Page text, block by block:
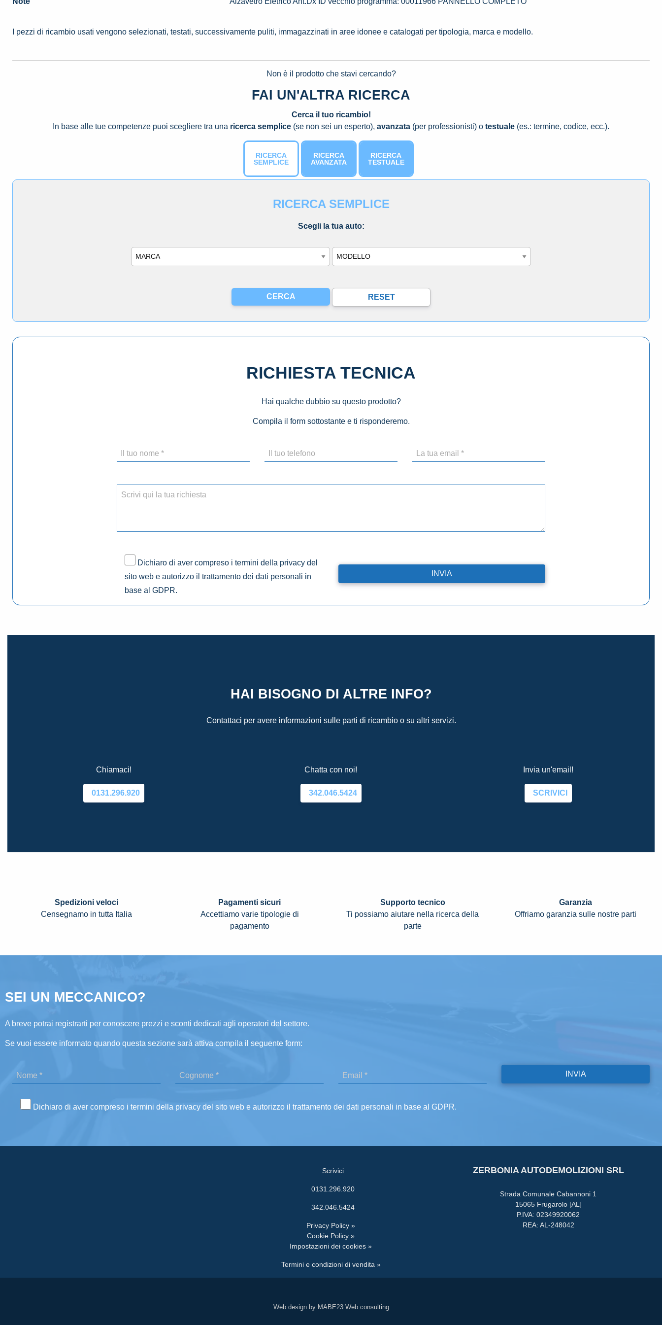
I pezzi di ricambio usati vengono selezionati, testati, successivamente puliti, immagazzinati in aree idonee e catalogati per tipologia, marca e modello.
Non è il prodotto che stavi cercando?
FAI UN'ALTRA RICERCA
Cerca il tuo ricambio!
In base alle tue competenze puoi scegliere tra una ricerca semplice (se non sei un esperto), avanzata (per professionisti) o testuale (es.: termine, codice, ecc.).
RICERCA
SEMPLICE
RICERCA
AVANZATA
RICERCA
TESTUALE
RICERCA SEMPLICE
Scegli la tua auto:
Marca Modello
RICHIESTA TECNICA
Hai qualche dubbio su questo prodotto?
Compila il form sottostante e ti risponderemo.
Dichiaro di aver compreso i termini della privacy del
sito web e autorizzo il trattamento dei dati personali in
base al GDPR.
HAI BISOGNO DI ALTRE INFO?
Contattaci per avere informazioni sulle parti di ricambio o su altri servizi.
Chiamaci!
0131.296.920
Chatta con noi!
342.046.5424
Invia un'email!
SCRIVICI
Spedizioni veloci
Censegnamo in tutta Italia
Pagamenti sicuri
Accettiamo varie tipologie di
pagamento
Supporto tecnico
Ti possiamo aiutare nella ricerca della
parte
Garanzia
Offriamo garanzia sulle nostre parti
SEI UN MECCANICO?
A breve potrai registrarti per conoscere prezzi e sconti dedicati agli operatori del settore.
Se vuoi essere informato quando questa sezione sarà attiva compila il seguente form:
Dichiaro di aver compreso i termini della privacy del sito web e autorizzo il trattamento dei dati personali in base al GDPR.
Scrivici
0131.296.920
342.046.5424
Privacy Policy »
Cookie Policy »
Impostazioni dei cookies »
Termini e condizioni di vendita »
ZERBONIA AUTODEMOLIZIONI SRL
Strada Comunale Cabannoni 1
15065 Frugarolo [AL]
P.IVA: 02349920062
REA: AL-248042
Web design by MABE23 Web consulting